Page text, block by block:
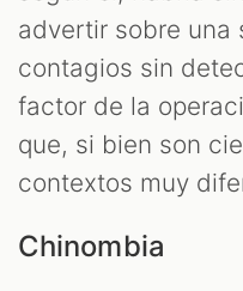
advertir sobre una
contagios sin
factor de la
que, si bien son
contextos muy
Chinombia